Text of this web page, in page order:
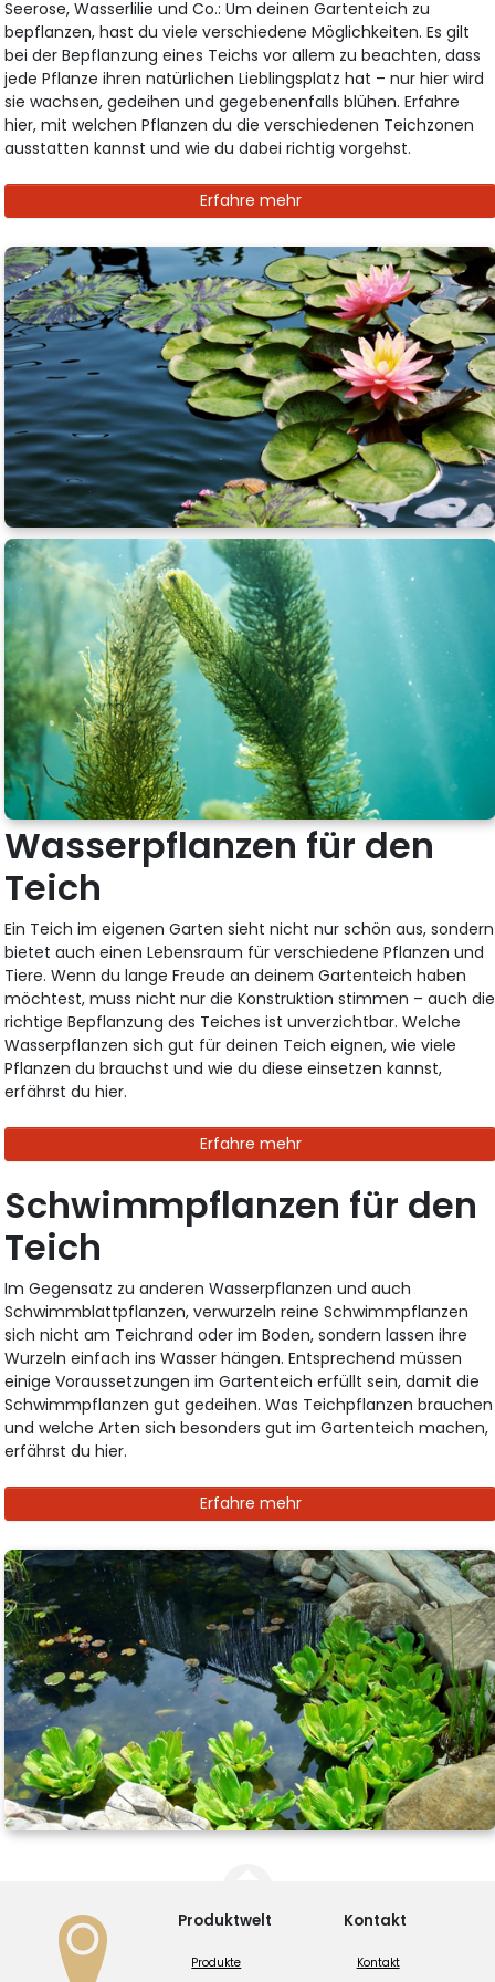
Seerose, Wasserlilie und Co.: Um deinen Gartenteich zu
bepflanzen, hast du viele verschiedene Möglichkeiten. Es gilt
bei der Bepflanzung eines Teichs vor allem zu beachten, dass
jede Pflanze ihren natürlichen Lieblingsplatz hat – nur hier wird
sie wachsen, gedeihen und gegebenenfalls blühen. Erfahre
hier, mit welchen Pflanzen du die verschiedenen Teichzonen
ausstatten kannst und wie du dabei richtig vorgehst.
Erfahre mehr
Wasserpflanzen für den
Teich
Ein Teich im eigenen Garten sieht nicht nur schön aus, sondern
bietet auch einen Lebensraum für verschiedene Pflanzen und
Tiere. Wenn du lange Freude an deinem Gartenteich haben
möchtest, muss nicht nur die Konstruktion stimmen – auch die
richtige Bepflanzung des Teiches ist unverzichtbar. Welche
Wasserpflanzen sich gut für deinen Teich eignen, wie viele
Pflanzen du brauchst und wie du diese einsetzen kannst,
erfährst du hier.
Erfahre mehr
Schwimmpflanzen für den
Teich
Im Gegensatz zu anderen Wasserpflanzen und auch
Schwimmblattpflanzen, verwurzeln reine Schwimmpflanzen
sich nicht am Teichrand oder im Boden, sondern lassen ihre
Wurzeln einfach ins Wasser hängen. Entsprechend müssen
einige Voraussetzungen im Gartenteich erfüllt sein, damit die
Schwimmpflanzen gut gedeihen. Was Teichpflanzen brauchen
und welche Arten sich besonders gut im Gartenteich machen,
erfährst du hier.
Erfahre mehr
Produktwelt
Produkte
Kontakt
Kontakt